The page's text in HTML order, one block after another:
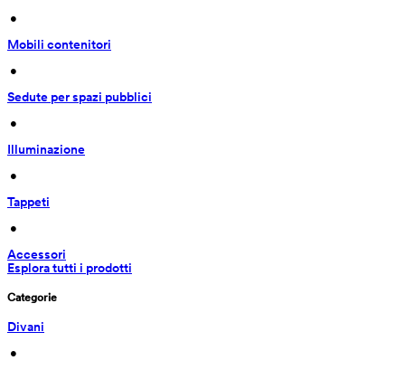
•
Mobili contenitori
•
Sedute per spazi pubblici
•
Illuminazione
•
Tappeti
•
Accessori
Esplora tutti i prodotti
Categorie
Divani
•